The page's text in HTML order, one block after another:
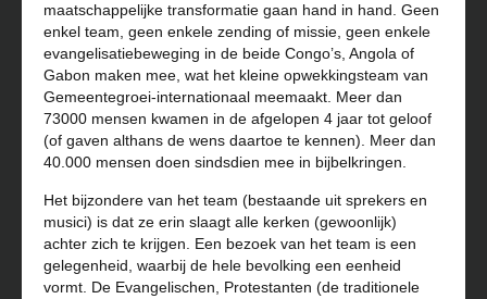
maatschappelijke transformatie gaan hand in hand. Geen
enkel team, geen enkele zending of missie, geen enkele
evangelisatiebeweging in de beide Congo’s, Angola of
Gabon maken mee, wat het kleine opwekkingsteam van
Gemeentegroei-internationaal meemaakt. Meer dan
73000 mensen kwamen in de afgelopen 4 jaar tot geloof
(of gaven althans de wens daartoe te kennen). Meer dan
40.000 mensen doen sindsdien mee in bijbelkringen.
Het bijzondere van het team (bestaande uit sprekers en
musici) is dat ze erin slaagt alle kerken (gewoonlijk)
achter zich te krijgen. Een bezoek van het team is een
gelegenheid, waarbij de hele bevolking een eenheid
vormt. De Evangelischen, Protestanten (de traditionele